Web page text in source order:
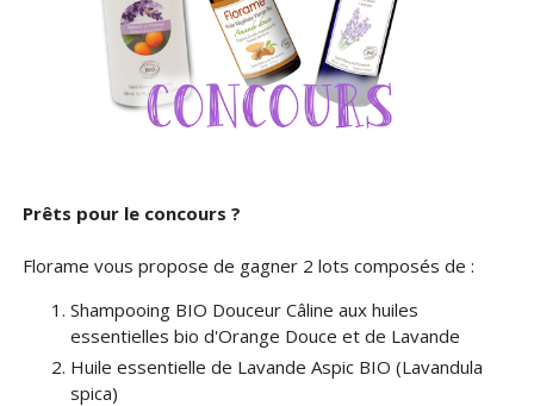
Prêts pour le concours ?
Florame vous propose de gagner 2 lots composés de :
Shampooing BIO Douceur Câline aux huiles
essentielles bio d'Orange Douce et de Lavande
Huile essentielle de Lavande Aspic BIO (Lavandula
spica)